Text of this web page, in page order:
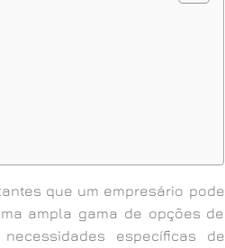
que um empresário pode
ampla gama de opções de
específicas de